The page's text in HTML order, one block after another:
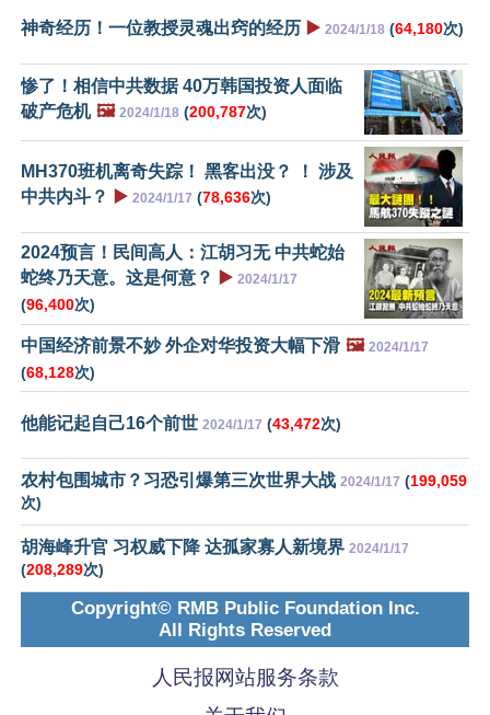
神奇经历！一位教授灵魂出窍的经历 ▶️ 2024/1/18 (64,180次)
惨了！相信中共数据 40万韩国投资人面临
破产危机 🖼️ 2024/1/18 (200,787次)
MH370班机离奇失踪！ 黑客出没？ ！ 涉及
中共内斗？
▶️ 2024/1/17 (78,636次)
2024预言！民间高人：江胡习无 中共蛇始
蛇终乃天意。这是何意？
▶️ 2024/1/17
(96,400次)
中国经济前景不妙 外企对华投资大幅下滑 🖼️ 2024/1/17
(68,128次)
他能记起自己16个前世 2024/1/17 (43,472次)
农村包围城市？习恐引爆第三次世界大战 2024/1/17 (199,059
次)
胡海峰升官 习权威下降 达孤家寡人新境界 2024/1/17
(208,289次)
Copyright© RMB Public Foundation Inc.
All Rights Reserved
人民报网站服务条款